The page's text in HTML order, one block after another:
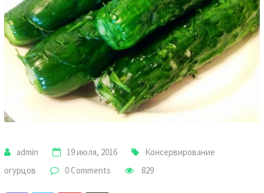
admin 19 июля, 2016
Консервирование
огурцов
0 Comments 829